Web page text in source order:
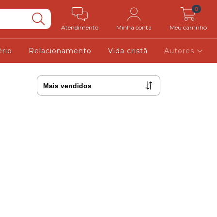
Atendimento Minha conta Meu carrinho
0
Relacionamento Vida cristã Autores